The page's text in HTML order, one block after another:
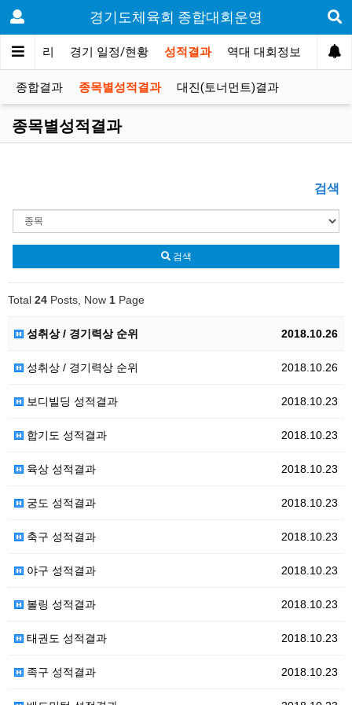
경기도체육회 종합대회운영
청/관리 경기 일정/현황 성적결과 역대 대회정보
종합결과 종목별성적결과 대진(토너먼트)결과
종목별성적결과
검색
검색
Total 24 Posts, Now 1 Page
2018.10.26
성취상 / 경기력상 순위
2018.10.26
성취상 / 경기력상 순위
2018.10.23
보디빌딩 성적결과
2018.10.23
합기도 성적결과
2018.10.23
육상 성적결과
2018.10.23
궁도 성적결과
2018.10.23
축구 성적결과
2018.10.23
야구 성적결과
2018.10.23
볼링 성적결과
2018.10.23
태권도 성적결과
2018.10.23
족구 성적결과